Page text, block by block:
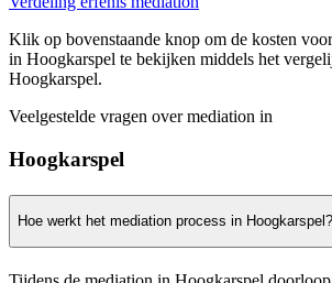
Klik op bovenstaande knop om de kosten
in Hoogkarspel te bekijken middels het
Hoogkarspel.
Veelgestelde vragen over mediation in
Hoogkarspel
Hoe werkt het mediation process in Hoogkarspel?